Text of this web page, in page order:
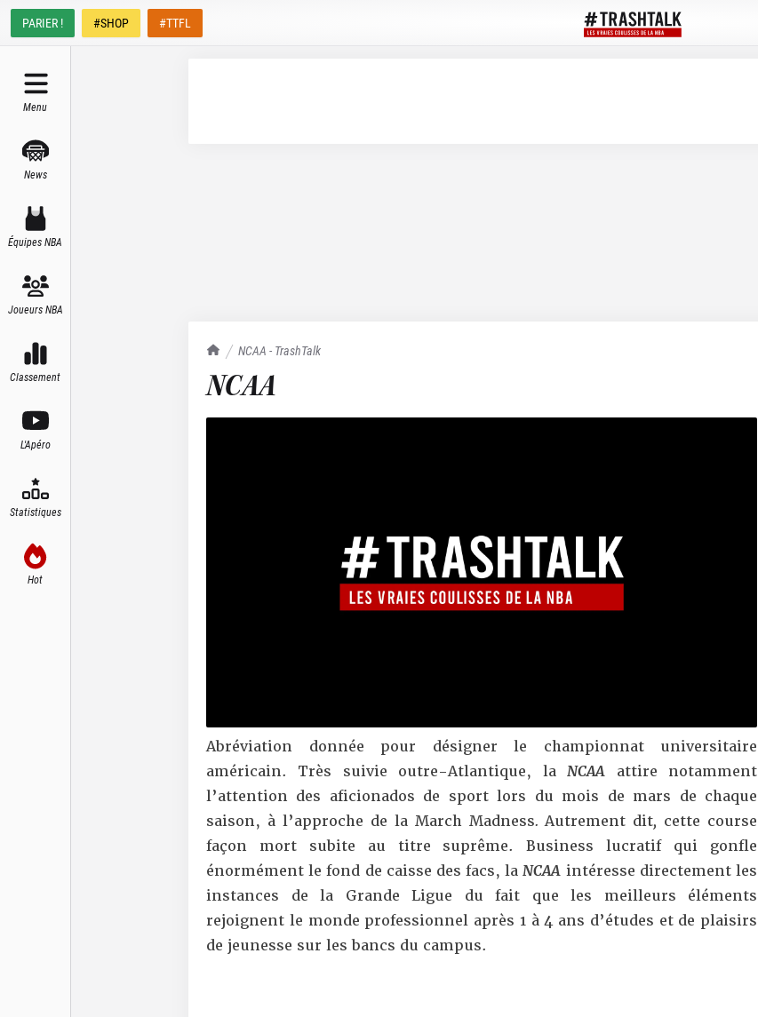
PARIER ! #SHOP #TTFL
Menu
News
Équipes NBA
Joueurs NBA
Classement
L'Apéro
Statistiques
Hot
TrashTalk Actu NBA
NCAA - TrashTalk
NCAA
Abréviation donnée pour désigner le championnat universitaire
américain. Très suivie outre-Atlantique, laNCAA attire notamment
l’attention des aficionados de sport lors du mois de mars de chaque
saison, à l’approche de la March Madness.Autrement dit, cette course
façon mort subite au titre suprême. Business lucratif qui gonfle
énormément le fond de caisse des facs, laNCAA intéresse directement les
instances de la Grande Ligue du fait que les meilleurs éléments
rejoignent le monde professionnel après 1 à 4 ans d’études et de plaisirs
de jeunesse sur les bancs du campus.